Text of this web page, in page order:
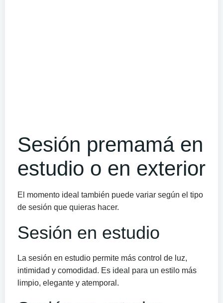
Sesión premamá en
estudio o en exterior
El momento ideal también puede variar según el tipo
de sesión que quieras hacer.
Sesión en estudio
La sesión en estudio permite más control de luz,
intimidad y comodidad. Es ideal para un estilo más
limpio, elegante y atemporal.